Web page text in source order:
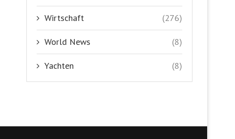
Wirtschaft (276)
World News (8)
Yachten (8)